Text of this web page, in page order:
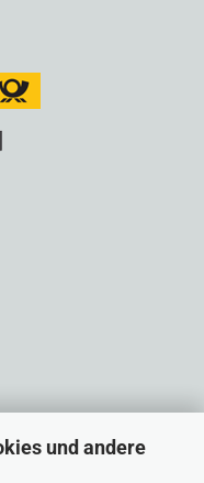
und andere